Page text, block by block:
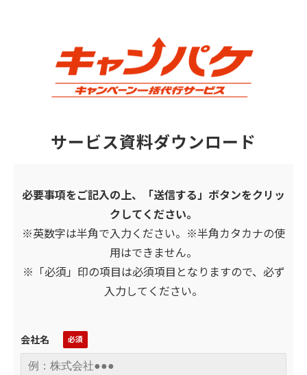
サービス資料ダウンロード
必要事項をご記入の上、「送信する」ボタンをクリッ
クしてください。
※英数字は半角で入力ください。※半角カタカナの使
用はできません。
※「必須」印の項目は必須項目となりますので、必ず
入力してください。
会社名